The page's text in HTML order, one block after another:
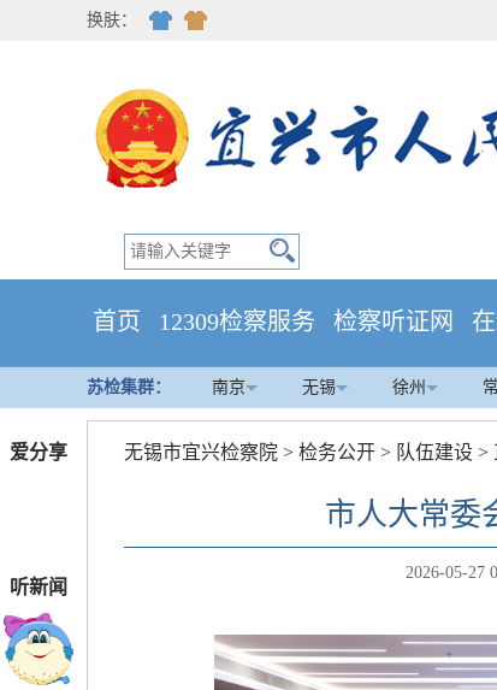
爱分享
听新闻
换肤：
首页 12309检察服务 检察听证网
苏检集群： 南京 无锡 徐州
无锡市宜兴检察院 > 检务公开 > 队伍建设 >
市人大常委
2026-05-27